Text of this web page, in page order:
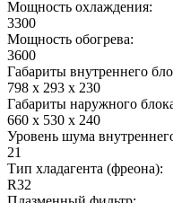
Мощность охлаждения:
3300
Мощность обогрева:
3600
Габариты внутреннего
798 x 293 x 230
Габариты наружного
660 x 530 x 240
Уровень шума
21
Тип хладагента (фреона):
R32